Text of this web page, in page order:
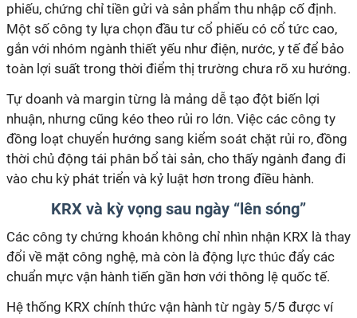
phiếu, chứng chỉ tiền gửi và sản phẩm thu nhập cố định.
Một số công ty lựa chọn đầu tư cổ phiếu có cổ tức cao,
gắn với nhóm ngành thiết yếu như điện, nước, y tế để bảo
toàn lợi suất trong thời điểm thị trường chưa rõ xu hướng.
Tự doanh và margin từng là mảng dễ tạo đột biến lợi
nhuận, nhưng cũng kéo theo rủi ro lớn. Việc các công ty
đồng loạt chuyển hướng sang kiểm soát chặt rủi ro, đồng
thời chủ động tái phân bổ tài sản, cho thấy ngành đang đi
vào chu kỳ phát triển và kỷ luật hơn trong điều hành.
KRX và kỳ vọng sau ngày “lên sóng”
Các công ty chứng khoán không chỉ nhìn nhận KRX là thay
đổi về mặt công nghệ, mà còn là động lực thúc đẩy các
chuẩn mực vận hành tiến gần hơn với thông lệ quốc tế.
Hệ thống KRX chính thức vận hành từ ngày 5/5 được ví